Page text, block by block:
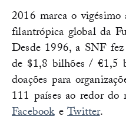
2016 marca o
filantrópica global da
Desde 1996, a SNF
de $1,8 bilhões / €1,5
doações para
111 países ao redor
FacebookeTwitter.